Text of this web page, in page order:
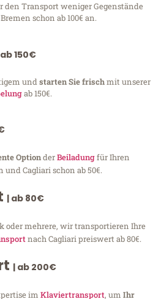
den Transport weniger Gegenstände
schon ab 100€ an.
150€
undstarten Sie frischmit unserer
ab 150€.
OptionderBeiladungfür Ihren
Cagliari schon ab 50€.
| ab 80€
oder mehrere, wir transportieren Ihre
nach Cagliari preiswert ab 80€.
| ab 200€
im Klaviertransport, um Ihr